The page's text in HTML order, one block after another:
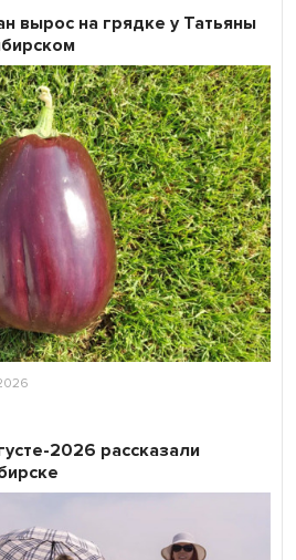
вырос на грядке у Татьяны
2026 рассказали